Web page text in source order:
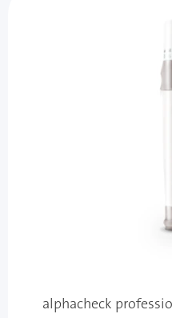
alphacheck